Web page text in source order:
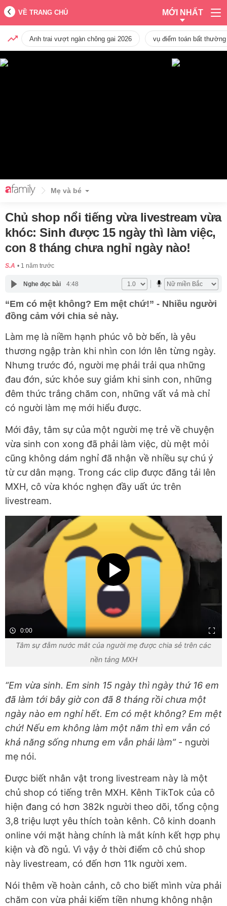
VỀ TRANG CHỦ MỚI NHẤT
Anh trai vượt ngàn chông gai 2026 vụ điểm toán bất
Mẹ và bé
Chủ shop nổi tiếng vừa livestream vừa
khóc: Sinh được 15 ngày thì làm việc,
con 8 tháng chưa nghỉ ngày nào!
S.A 1 năm trước
Nghe đọc bài 4:48
“Em có mệt không? Em mệt chứ!” - Nhiều người
đồng cảm với chia sẻ này.
Làm mẹ là niềm hạnh phúc vô bờ bến, là yêu
thương ngập tràn khi nhìn con lớn lên từng ngày.
Nhưng trước đó, người mẹ phải trải qua những
đau đớn, sức khỏe suy giảm khi sinh con, những
đêm thức trắng chăm con, những vất vả mà chỉ
có người làm mẹ mới hiểu được.
Mới đây, tâm sự của một người mẹ trẻ về chuyện
vừa sinh con xong đã phải làm việc, dù mệt mỏi
cũng không dám nghỉ đã nhận về nhiều sự chú ý
từ cư dân mạng. Trong các clip được đăng tải lên
MXH, cô vừa khóc nghẹn đầy uất ức trên
livestream.
0:00
Tâm sự đẫm nước mắt của người mẹ được chia sẻ trên các
nền tảng MXH
“Em vừa sinh. Em sinh 15 ngày thì ngày thứ 16 em
đã làm tới bây giờ con đã 8 tháng rồi chưa một
ngày nào em nghỉ hết. Em có mệt không? Em mệt
chứ! Nếu em không làm một năm thì em vẫn có
khả năng sống nhưng em vẫn phải làm”- người
mẹ nói.
Được biết nhân vật trong livestream này là một
chủ shop có tiếng trên MXH. Kênh TikTok của cô
hiện đang có hơn 382k người theo dõi, tổng cộng
3,8 triệu lượt yêu thích toàn kênh. Cô kinh doanh
online với mặt hàng chính là mắt kính kết hợp phụ
kiện và đồ ngủ. Vì vậy ở thời điểm cô chủ shop
này livestream, có đến hơn 11k người xem.
Nói thêm về hoàn cảnh, cô cho biết mình vừa phải
chăm con vừa phải kiếm tiền nhưng không nhận